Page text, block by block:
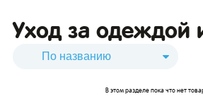
Уход за одеждой
В этом разделе пока что нет